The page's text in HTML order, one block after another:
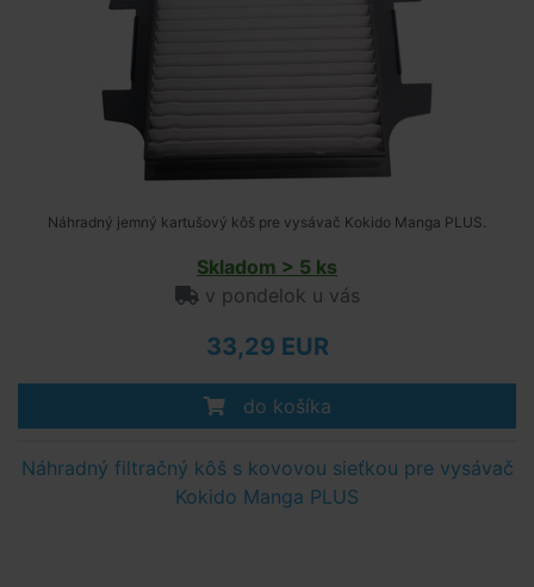
Náhradný jemný kartušový kôš pre vysávač Kokido Manga PLUS.
Skladom > 5 ks
v pondelok u vás
33,29 EUR
do košíka
Náhradný filtračný kôš s kovovou sieťkou pre vysávač
Kokido Manga PLUS